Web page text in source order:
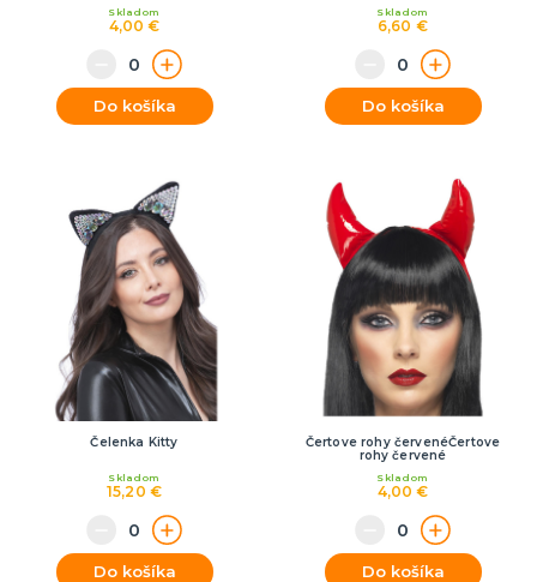
4,00 €
Skladom
Do košíka
6,60 €
Skladom
Do košíka
Čelenka Kitty
15,20 €
Skladom
Do košíka
Čertove rohy červenéČertove
rohy červené
4,00 €
Skladom
Do košíka